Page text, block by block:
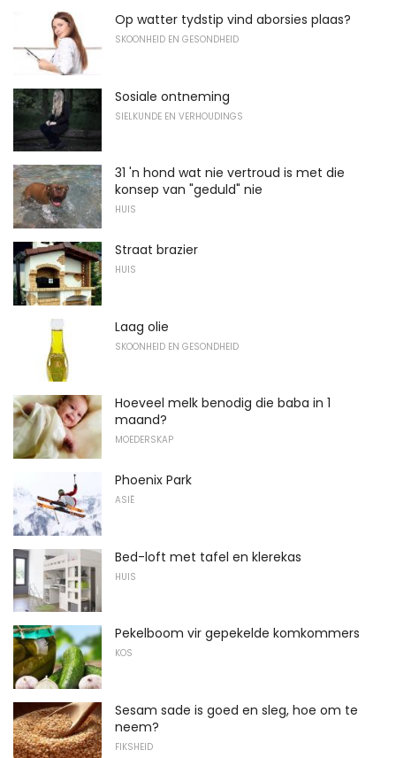
Op watter tydstip vind aborsies plaas?
SKOONHEID EN GESONDHEID
Sosiale ontneming
SIELKUNDE EN VERHOUDINGS
31 'n hond wat nie vertroud is met die
konsep van "geduld" nie
HUIS
Straat brazier
HUIS
Laag olie
SKOONHEID EN GESONDHEID
Hoeveel melk benodig die baba in 1
maand?
MOEDERSKAP
Phoenix Park
ASIË
Bed-loft met tafel en klerekas
HUIS
Pekelboom vir gepekelde komkommers
KOS
Sesam sade is goed en sleg, hoe om te
neem?
FIKSHEID